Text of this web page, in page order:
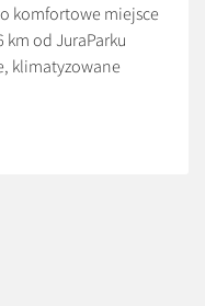
komfortowe miejsce
km od JuraParku
klimatyzowane
w pełni wyposażoną
Wi-Fi i
a jednocześnie
w zasięgu kilku minut
ogrodzie, cieszyć się
które sprawiają,